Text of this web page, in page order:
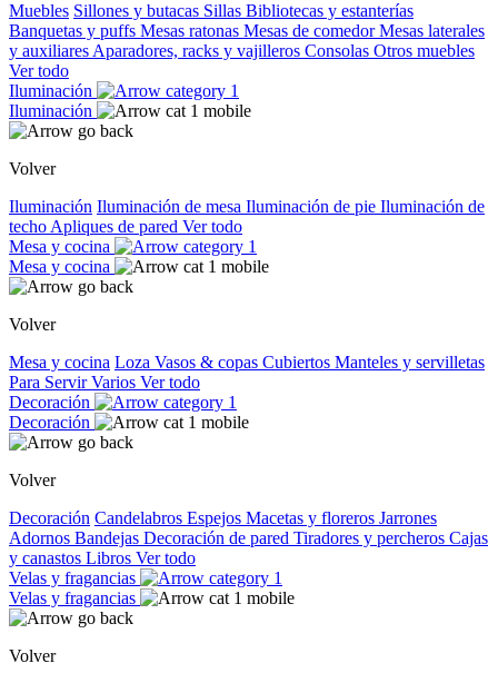
Muebles Sillones y butacas Sillas Bibliotecas y estanterías
Banquetas y puffs Mesas ratonas Mesas de comedorMesas laterales
y auxiliares Aparadores, racks y vajilleros Consolas Otros muebles
Ver todo
Iluminación
Iluminación
Volver
Iluminación Iluminación de mesa Iluminación de pie Iluminación de
techo Apliques de pared Ver todo
Mesa y cocina
Mesa y cocina
Volver
Mesa y cocina Loza Vasos & copas Cubiertos Manteles y servilletas
Para ServirVarios Ver todo
Decoración
Decoración
Volver
Decoración Candelabros Espejos Macetas y floreros Jarrones
Adornos Bandejas Decoración de pared Tiradores y percheros Cajas
y canastos Libros Ver todo
Velas y fragancias
Velas y fragancias
Volver